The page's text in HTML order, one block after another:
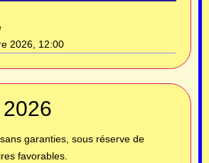
2026, 12:00
garanties, sous réserve de
favorables.